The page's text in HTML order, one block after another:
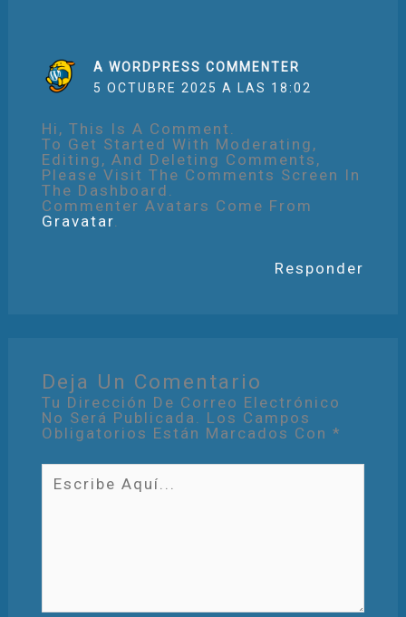
A WORDPRESS COMMENTER
5 OCTUBRE 2025 A LAS 18:02
Hi, This Is A Comment.
To Get Started With Moderating,
Editing, And Deleting Comments,
Please Visit The Comments Screen In
The Dashboard.
Commenter Avatars Come From
Gravatar.
Responder
Deja Un Comentario
Tu Dirección De Correo Electrónico
No Será Publicada.
Los Campos
Obligatorios Están Marcados Con *
Escribe
Aquí...